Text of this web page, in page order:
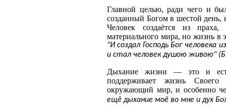
Главной целью, ради чего и
созданный Богом в шестой день,
Человек создаётся из
материального мира, но жизнь
"И создал Господь Бог человека
и стал человек душою живою"
Дыхание жизни — это и
поддерживает жизнь
окружающий мир, и особенно
ещё дыхание моё во мне и дух